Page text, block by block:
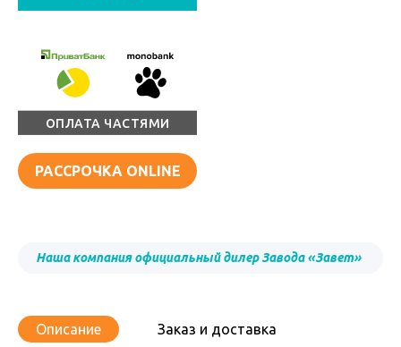
ОПЛАТА ЧАСТЯМИ
РАССРОЧКА ONLINE
Наша компания официальный дилер Завода «Завет»
Описание
Заказ и доставка